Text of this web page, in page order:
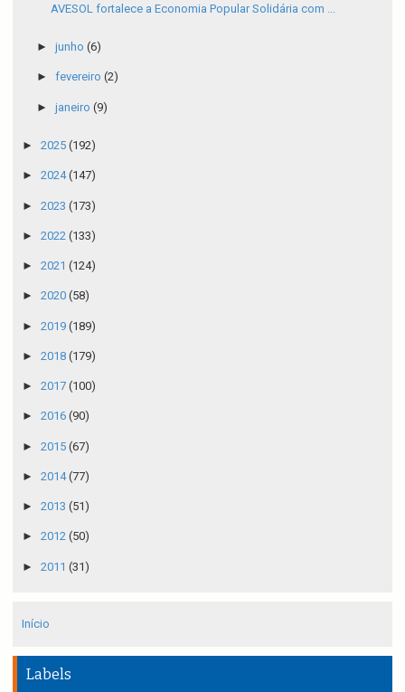
AVESOL fortalece a Economia Popular Solidária com ...
► junho (6)
► fevereiro (2)
► janeiro (9)
► 2025 (192)
► 2024(147)
► 2023 (173)
► 2022 (133)
► 2021 (124)
► 2020 (58)
► 2019 (189)
► 2018 (179)
► 2017 (100)
► 2016 (90)
► 2015 (67)
► 2014(77)
► 2013 (51)
► 2012 (50)
► 2011 (31)
Início
Labels